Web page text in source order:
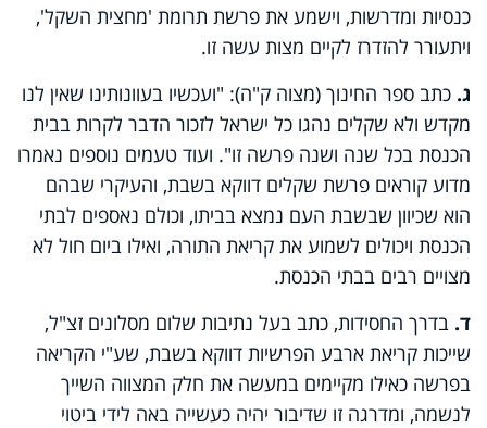
כנסיות ומדרשות, וישמע את פרשת תרומת 'מחצית השקל',
ויתעורר להזדרז לקיים מצות עשה זו.
ג. כתב ספר החינוך (מצוה ק"ה): "ועכשיו בעוונותינו שאין לנו
מקדש ולא שקלים נהגו כל ישראל לזכור הדבר לקרות בבית
הכנסת בכל שנה ושנה פרשה זו". ועוד טעמים נוספים נאמרו
מדוע קוראים פרשת שקלים דווקא בשבת, והעיקרי שבהם
הוא שכיוון שבשבת העם נמצא בביתו, וכולם נאספים לבתי
הכנסת ויכולים לשמוע את קריאת התורה, ואילו ביום חול לא
מצויים רבים בבתי הכנסת.
ד. בדרך החסידות, כתב בעל נתיבות שלום מסלונים זצ"ל,
שייכות קריאת ארבע הפרשיות דווקא בשבת, שע"י הקריאה
בפרשה כאילו מקיימים במעשה את חלק המצווה השייך
לנשמה, ומדרגה זו שדיבור יהיה כעשייה באה לידי ביטוי